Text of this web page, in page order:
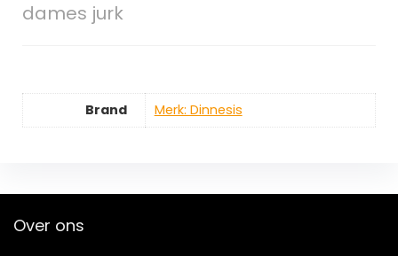
dames jurk
Brand Merk: Dinnesis
Over ons